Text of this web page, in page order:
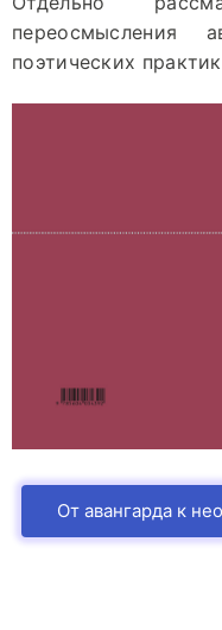
переосмысления
поэтических
От авангарда к